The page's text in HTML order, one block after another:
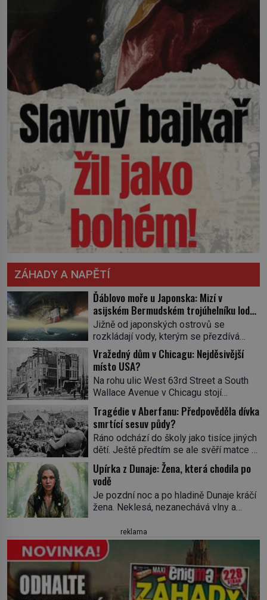
ZÁHADY A NAPĚTÍ
Ďáblovo moře u Japonska: Mizí v
asijském Bermudském trojúhelníku lodě
ve spárech neznámé síly?
Jižně od japonských ostrovů se
rozkládají vody, kterým se přezdívá
Ďáblovo moře. Vypráví se o lodích
mizejících beze stopy, podivných
světlech, zrádných proudech i mořských
dracích, kteří měli tyto končiny střežit už
v dávných legendách. Je tichomořský
Dračí trojúhelník skutečně prokletým
místem, nebo se zde jen nebezpečná
příroda proměnila v jednu z
nejpůsobivějších námořních záhad? […]
Vražedný dům v Chicagu: Nejděsivější
místo USA?
Na rohu ulic West 63rd Street a South
Wallace Avenue v Chicagu stojí
nenápadná pošta. Nemá žádný speciální
nápis ani pamětní desku. A přesto prý
místní zaměstnanci neradi chodí do
sklepa. Právě tady totiž sídlil sériový
vrah H. H. Holmes a také
nejpropracovanější past na lidi
v dějinách americké kriminalistiky.
Herman Webster Mudgett (1861–1896)
přijíždí […]
Tragédie v Aberfanu: Předpověděla dívka
smrtící sesuv půdy?
Ráno odchází do školy jako tisíce jiných
dětí. Ještě předtím se ale svěří matce s
podivným snem. Ve škole, kterou dobře
zná, tentokrát nevidí budovu ani
spolužáky. Místo nich se před ní tyčí
cosi temného. O několik hodin později je
mrtvá. Mohla devítiletá Zahlédla vlastní
vesnice Aberfan […]
Upírka z Dunaje: Žena, která chodila po
vodě
Je pozdní noc a po hladině Dunaje kráčí
žena. Neklesá, nezanechává vlny a
pod ní byla dlažbou. Muž, který ji z
břehu pozoruje, ji údajně poznává, jenže
Ruža Vlajna má být v tu chvíli mrtvá celé
století. Vesnice Kisiljevo v
severovýchodním Srbsku má s upíry
nevyřízené účty. […]
reklama